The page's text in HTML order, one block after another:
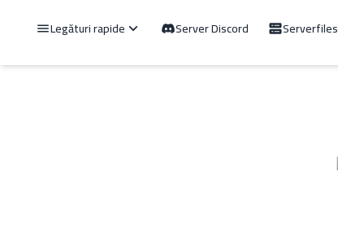
Legături rapide Server Discord Serverfiles